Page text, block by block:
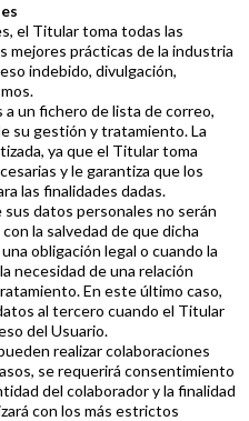
el Titular toma todas las
mejores prácticas de la industria
indebido, divulgación,
un fichero de lista de correo,
su gestión y tratamiento. La
ya que el Titular toma
y le garantiza que los
las finalidades dadas.
datos personales no serán
la salvedad de que dicha
obligación legal o cuando la
necesidad de una relación
En este último caso,
al tercero cuando el Titular
del Usuario.
realizar colaboraciones
se requerirá consentimiento
del colaborador y la finalidad
con los más estrictos